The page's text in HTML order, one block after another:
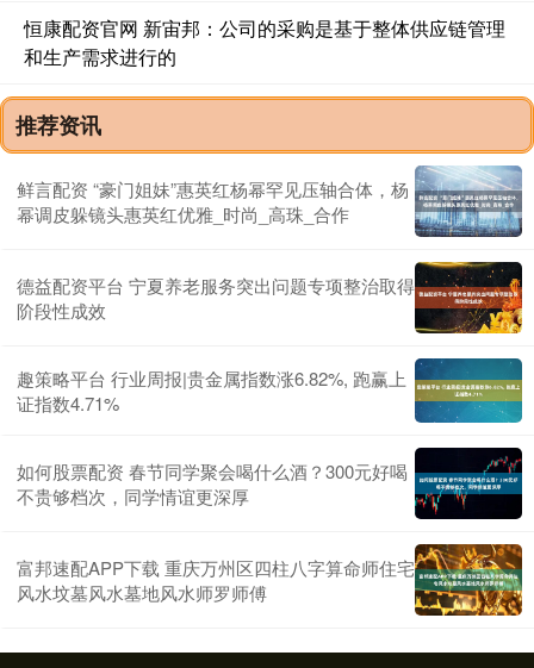
恒康配资官网 新宙邦：公司的采购是基于整体供应链管理
和生产需求进行的
推荐资讯
鲜言配资 “豪门姐妹”惠英红杨幂罕见压轴合体，杨
幂调皮躲镜头惠英红优雅_时尚_高珠_合作
德益配资平台 宁夏养老服务突出问题专项整治取得
阶段性成效
趣策略平台 行业周报|贵金属指数涨6.82%, 跑赢上
证指数4.71%
如何股票配资 春节同学聚会喝什么酒？300元好喝
不贵够档次，同学情谊更深厚
富邦速配APP下载 重庆万州区四柱八字算命师住宅
风水坟墓风水墓地风水师罗师傅